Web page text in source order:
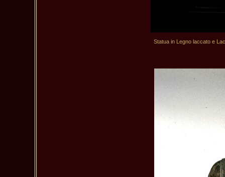
Statua in Legno laccato e